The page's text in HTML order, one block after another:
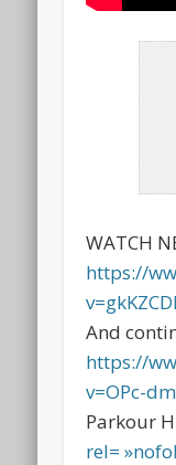
WATCH
https://
And
https://
v=OPc-
Parkour
rel=